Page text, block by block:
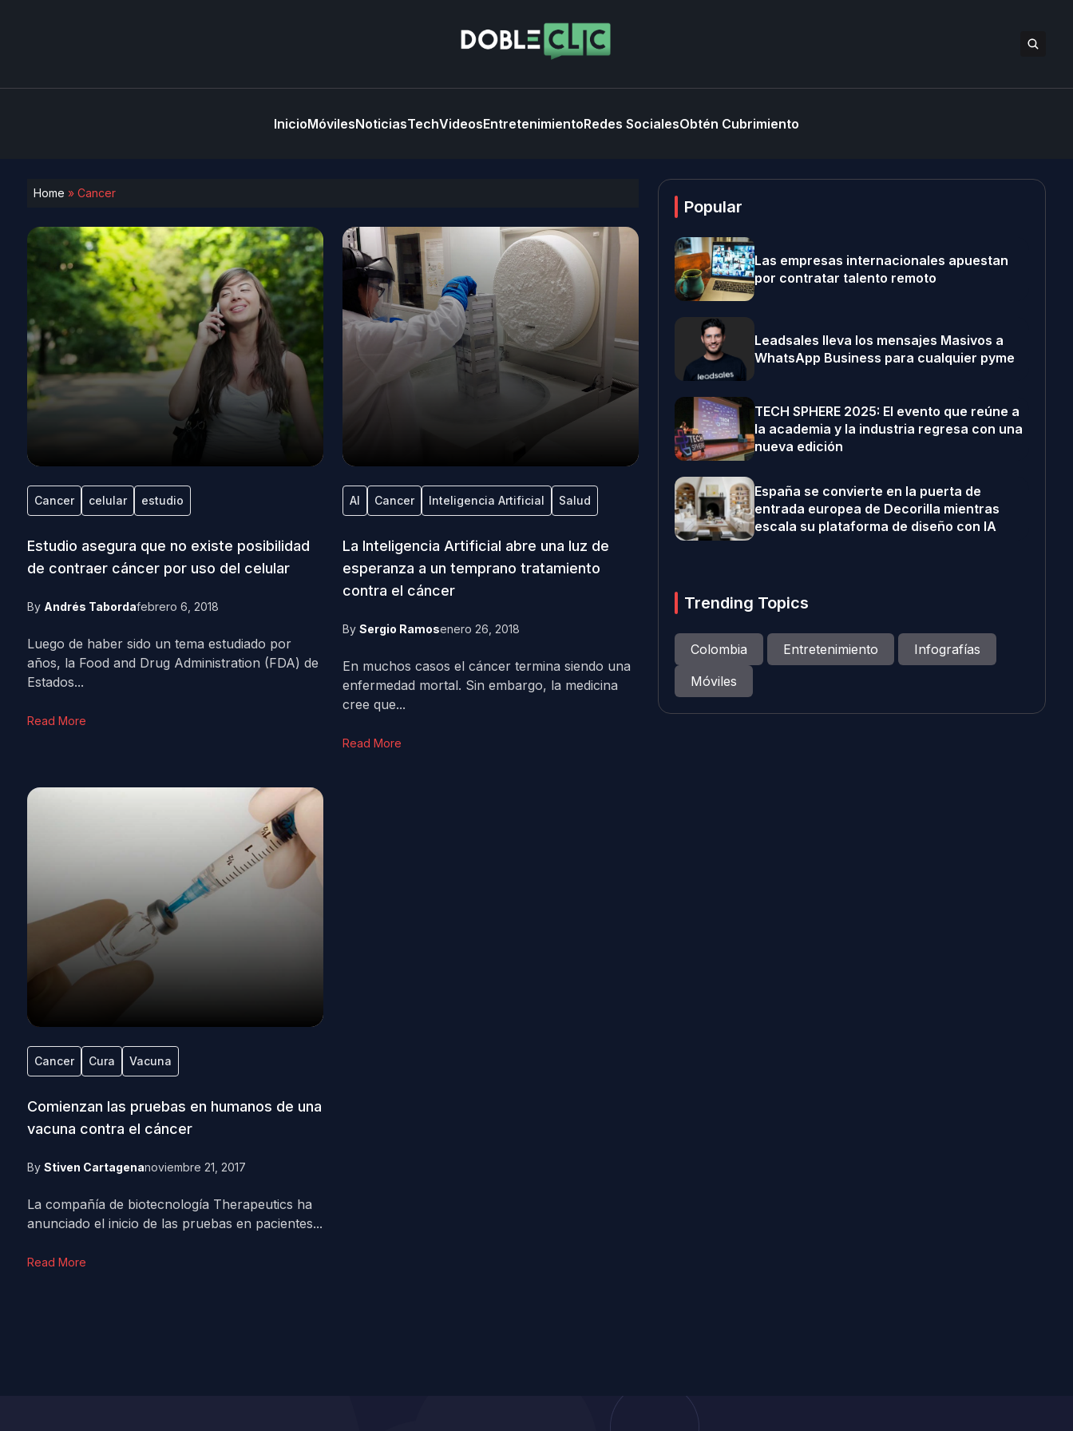
InicioMóvilesNoticiasTechVideosEntretenimientoRedes SocialesObtén Cubrimiento
Home » Cancer
Cancer celular estudio
Estudio asegura que no existe posibilidad
de contraer cáncer por uso del celular
By Andrés Tabordafebrero 6, 2018
Luego de haber sido un tema estudiado por
años, la Food and Drug Administration (FDA) de
Estados...
Read More
AI Cancer Inteligencia Artificial Salud
La Inteligencia Artificial abre una luz de
esperanza a un temprano tratamiento
contra el cáncer
By Sergio Ramosenero 26, 2018
En muchos casos el cáncer termina siendo una
enfermedad mortal. Sin embargo, la medicina
cree que...
Read More
Cancer Cura Vacuna
Comienzan las pruebas en humanos de una
vacuna contra el cáncer
By Stiven Cartagenanoviembre 21, 2017
La compañía de biotecnología Therapeutics ha
anunciado el inicio de las pruebas en pacientes...
Read More
Popular
Las empresas internacionales apuestan
por contratar talento remoto
Leadsales lleva los mensajes Masivos a
WhatsApp Business para cualquier pyme
TECH SPHERE 2025: El evento que reúne a
la academia y la industria regresa con una
nueva edición
España se convierte en la puerta de
entrada europea de Decorilla mientras
escala su plataforma de diseño con IA
Trending Topics
Colombia Entretenimiento
Infografías
Móviles